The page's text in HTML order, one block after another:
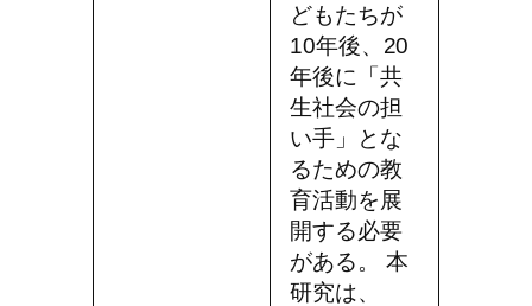
どもたちが
10年後、20
年後に「共
生社会の担
い手」とな
るための教
育活動を展
開する必要
がある。 本
研究は、